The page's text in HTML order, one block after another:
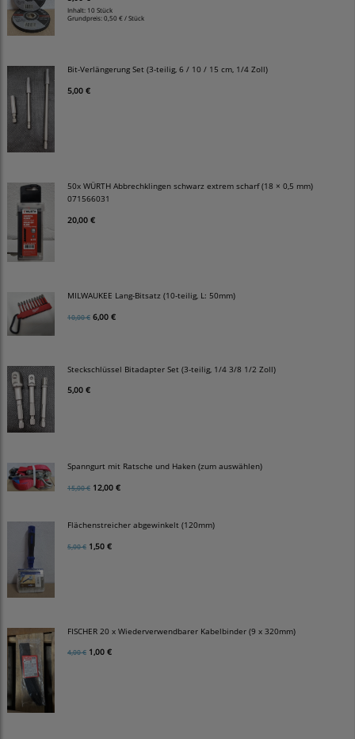
Inhalt: 10 Stück
Grundpreis:0,50 € / Stück
Bit-Verlängerung Set (3-teilig, 6 / 10 / 15 cm, 1/4 Zoll)
5,00 €
50x WÜRTH Abbrechklingen schwarz extrem scharf (18 × 0,5 mm)
071566031
20,00 €
MILWAUKEE Lang-Bitsatz (10-teilig, L: 50mm)
10,00 € 6,00 €
Steckschlüssel Bitadapter Set (3-teilig, 1/4 3/8 1/2 Zoll)
5,00 €
Spanngurt mit Ratsche und Haken (zum auswählen)
15,00 € 12,00 €
Flächenstreicher abgewinkelt (120mm)
5,00 € 1,50 €
FISCHER 20 x Wiederverwendbarer Kabelbinder (9 x 320mm)
4,00 € 1,00 €